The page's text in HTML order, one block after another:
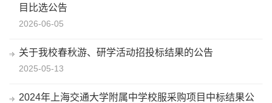
目比选公告
2026-06-05
关于我校春秋游、研学活动招投标结果的公告
2025-05-13
2024年上海交通大学附属中学校服采购项目中标结果公